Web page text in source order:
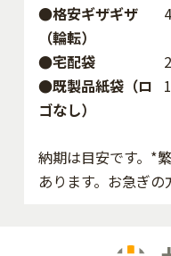
●格安ギザギザ
（輪転）
●宅配袋
●既製品紙袋（ロ
ゴなし）
納期は目安です。*
あります。お急ぎの